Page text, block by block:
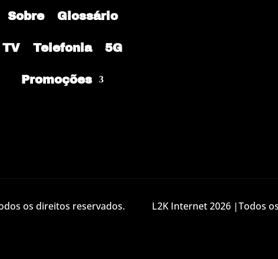
Sobre Glossário
TV Telefonia 5G
Promoções
os direitos reservados. L2K Internet 2026 |Todos